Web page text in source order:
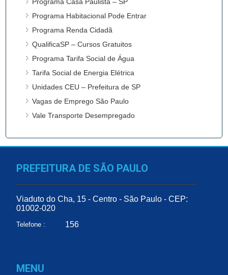
Programa Habitacional Pode Entrar
Programa Renda Cidadã
QualificaSP – Cursos Gratuitos
Programa Tarifa Social de Água
Tarifa Social de Energia Elétrica
Unidades CEU – Prefeitura de SP
Vagas de Emprego São Paulo
Vale Transporte Desempregado
PREFEITURA DE SÃO PAULO
Viaduto do Cha, 15 - Centro - São Paulo - CEP:
01002-020
Telefone : 156
MENU